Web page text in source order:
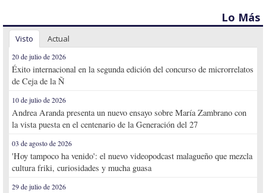
Lo Más
Visto Actual
20 de julio de 2026
Éxito internacional en la segunda edición del concurso de microrrelatos
de Ceja de la Ñ
10 de julio de 2026
Andrea Aranda presenta un nuevo ensayo sobre María Zambrano con
la vista puesta en el centenario de la Generación del 27
03 de agosto de 2026
'Hoy tampoco ha venido': el nuevo videopodcast malagueño que mezcla
cultura friki, curiosidades y mucha guasa
29 de julio de 2026